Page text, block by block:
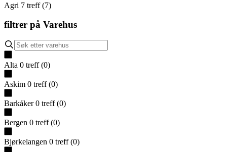
Agri 7 treff (7)
filtrer på Varehus
Alta 0 treff (0)
Askim 0 treff (0)
Barkåker 0 treff (0)
Bergen 0 treff (0)
Bjørkelangen 0 treff (0)